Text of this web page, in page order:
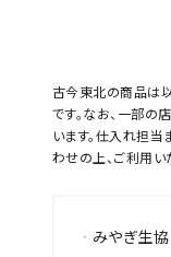
古今東北の商品は
です。なお、一部
います。仕入れ担
わせの上、ご利用い
みやぎ生協